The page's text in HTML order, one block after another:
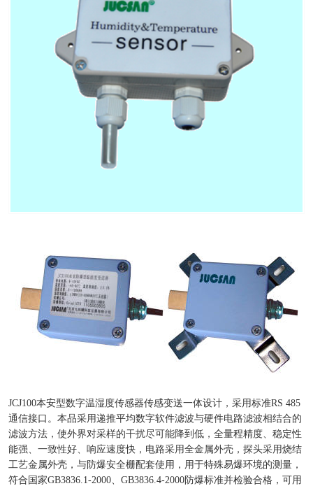
JCJ100本安型数字温湿度传感器传感变送一体设计，采用标准RS 485
通信接口。本品采用递推平均数字软件滤波与硬件电路滤波相结合的
滤波方法，使外界对采样的干扰尽可能降到低，全量程精度、稳定性
能强、一致性好、响应速度快，电路采用全金属外壳，探头采用烧结
工艺金属外壳，与防爆安全栅配套使用，用于特殊易爆环境的测量，
符合国家GB3836.1-2000、GB3836.4-2000防爆标准并检验合格，可用